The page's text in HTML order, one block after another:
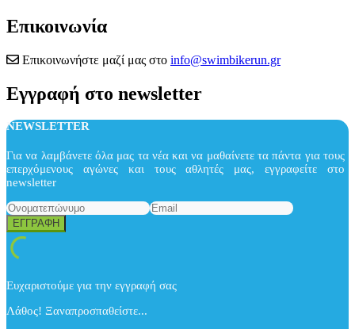
Επικοινωνία
Επικοινωνήστε μαζί μας στο info@swimbikerun.gr
Εγγραφή στο newsletter
NEWSLETTER
Για να λαμβάνετε όλα μας τα νέα και να μαθαίνετε τα πάντα για τους
επερχόμενους αγώνες και τους αθλητές μας, εγγραφείτε στο
newsletter
Ευχαριστούμε για την εγγραφή σας
Λάθος! Ξαναπροσπαθείστε...